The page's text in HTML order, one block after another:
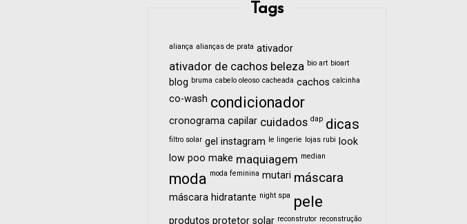
Tags
aliança alianças de prata ativador
ativador de cachos beleza bio art bioart
blog bruma cabelo oleoso cacheada cachos calcinha
co-wash condicionador
cronograma capilar cuidados dap dicas
filtro solar gel instagram le lingerie lojas rubi
look
low poo make maquiagem median
moda moda feminina mutari máscara
máscara hidratante night spa pele
produtos protetor solar reconstrutor reconstrução